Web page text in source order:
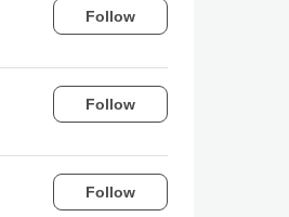
Follow
Follow
Follow